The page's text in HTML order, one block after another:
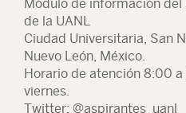
Módulo de información del
de la UANL
Ciudad Universitaria, San
Nuevo León, México.
Horario de atención 8:00 a
viernes.
Twitter: @aspirantes_uanl